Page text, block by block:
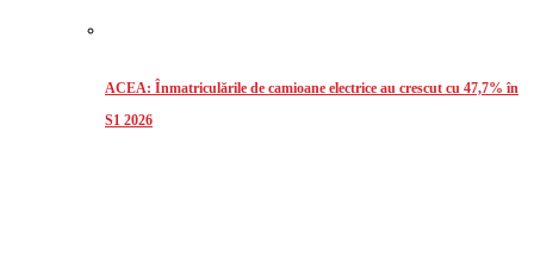
ACEA: Înmatriculările de camioane electrice au crescut cu 47,7% în
S1 2026